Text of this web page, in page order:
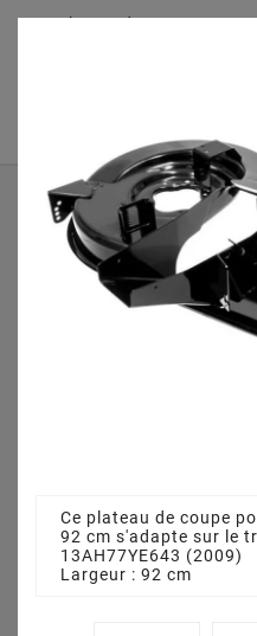
Plateaudecoupe.com :
Accueil
Plateau de coupe 92
Ce plateau de coupe
92 cm s'adapte sur le
13AH77YE643 (2009)
Largeur : 92 cm